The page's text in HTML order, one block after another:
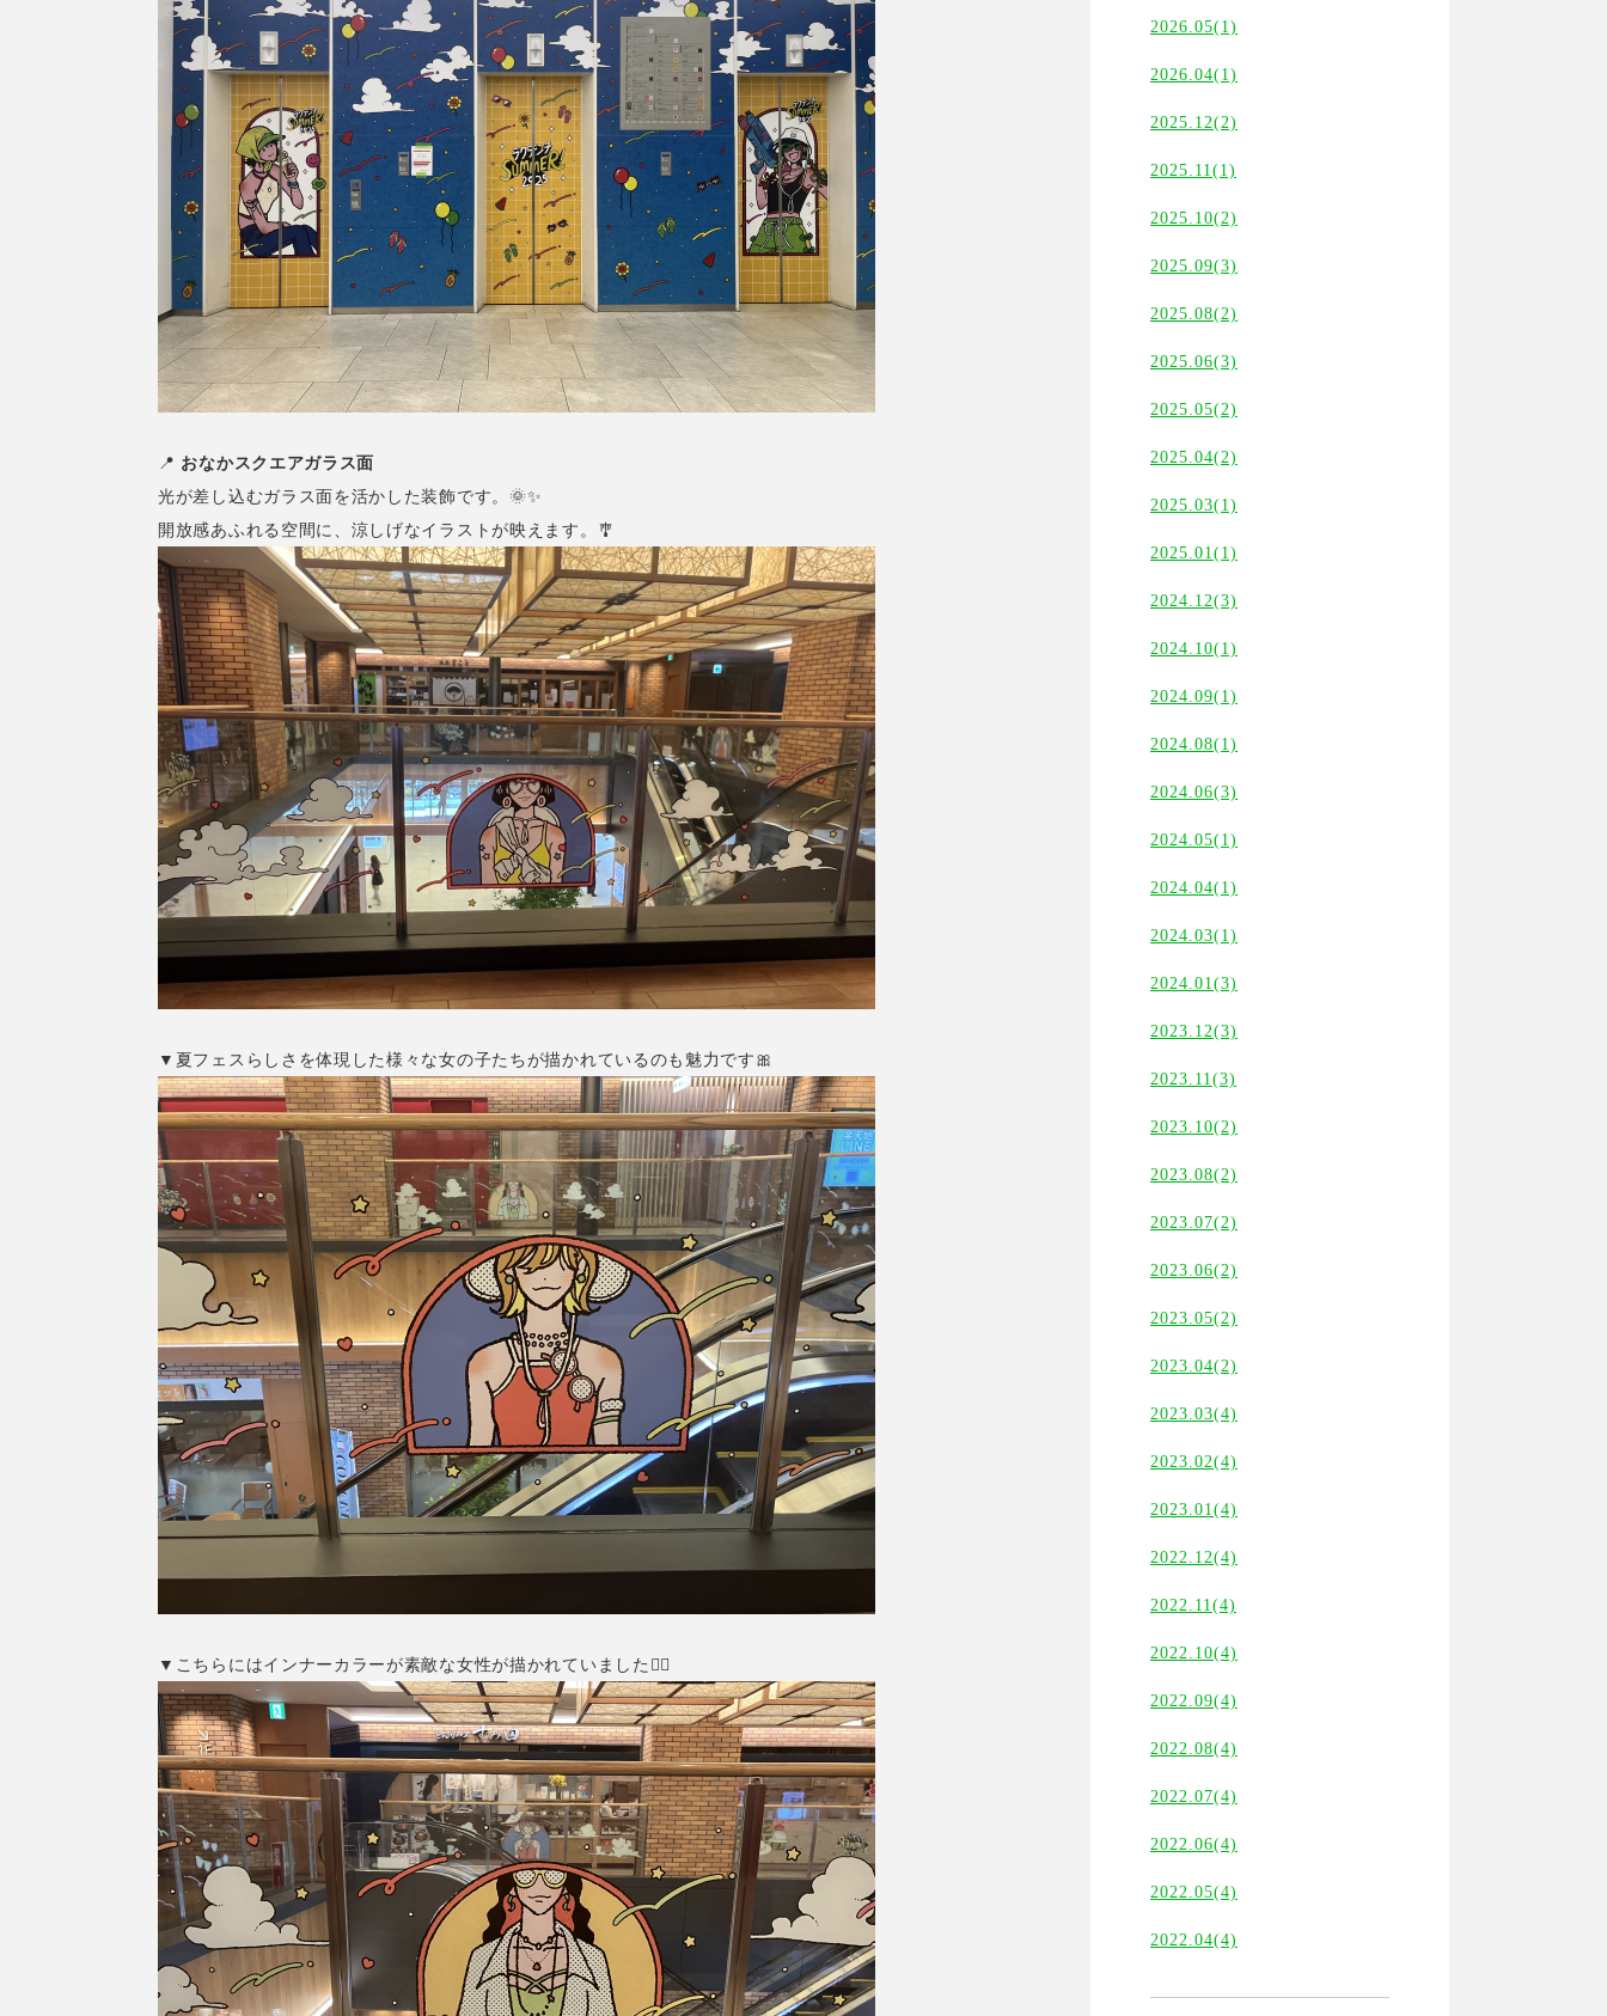
📍 おなかスクエアガラス面
光が差し込むガラス面を活かした装飾です。🌞✨
開放感あふれる空間に、涼しげなイラストが映えます。🎐
▼夏フェスらしさを体現した様々な女の子たちが描かれているのも魅力です🎀
▼こちらにはインナーカラーが素敵な女性が描かれていました💇‍♀️
2026.05(1)
2026.04(1)
2025.12(2)
2025.11(1)
2025.10(2)
2025.09(3)
2025.08(2)
2025.06(3)
2025.05(2)
2025.04(2)
2025.03(1)
2025.01(1)
2024.12(3)
2024.10(1)
2024.09(1)
2024.08(1)
2024.06(3)
2024.05(1)
2024.04(1)
2024.03(1)
2024.01(3)
2023.12(3)
2023.11(3)
2023.10(2)
2023.08(2)
2023.07(2)
2023.06(2)
2023.05(2)
2023.04(2)
2023.03(4)
2023.02(4)
2023.01(4)
2022.12(4)
2022.11(4)
2022.10(4)
2022.09(4)
2022.08(4)
2022.07(4)
2022.06(4)
2022.05(4)
2022.04(4)